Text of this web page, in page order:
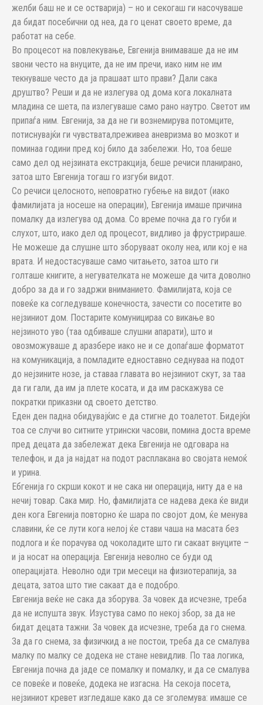
желби баш не и се остварија) – но и секогаш ги насочуваше
да бидат посебични од неа, да го ценат своето време, да
работат на себе.
Во процесот на повлекување, Евгенија внимаваше да не им
ѕвони често на внуците, да не им пречи, иако ним не им
текнуваше често да ја прашаат што прави? Дали сака
друштво? Реши и да не излегува од дома кога локалната
младина се шета, па излегуваше само рано наутро. Светот им
припаѓа ним. Евгенија, за да не ги вознемирува потомците,
потиснувајќи ги чувствата,преживеа аневризма во мозкот и
поминаа години пред кој било да забележи. Но, тоа беше
само дел од нејзината екстракција, беше речиси планирано,
затоа што Евгенија тогаш го изгуби видот.
Со речиси целосното, неповратно губење на видот (иако
фамилијата ја носеше на операции), Евгенија имаше причина
помалку да излегува од дома. Со време почна да го губи и
слухот, што, иако дел од процесот, видливо ја фрустрираше.
Не можеше да слушне што зборуваат околу неа, или кој е на
врата. И недостасуваше само читањето, затоа што ги
голташе книгите, а негувателката не можеше да чита доволно
добро за да и го задржи вниманието. Фамилијата, која се
повеќе ка согледуваше конечноста, зачести со посетите во
нејзиниот дом. Постарите комуницираа со викање во
нејзиното уво (таа одбиваше слушни апарати), што и
овозможуваше д аразбере иако не и се допаѓаше форматот
на комуникација, а помладите едноставно седнуваа на подот
до нејзините нозе, ја ставаа главата во нејзиниот скут, за таа
да ги гали, да им ја плете косата, и да им раскажува се
пократки приказни од своето детство.
Еден ден падна обидувајќис е да стигне до тоалетот. Бидејќи
тоа се случи во ситните утрински часови, помина доста време
пред децата да забележат дека Евгенија не одговара на
телефон, и да ја најдат на подот расплакана во својата немоќ
и урина.
Ебгенија го скрши кокот и не сака ни операција, ниту да е на
нечиј товар. Сака мир. Но, фамилијата се надева дека ќе види
ден кога Евгенија повторно ќе шара по својот дом, ќе менува
славини, ќе се лути кога нелој ќе стави чаша на масата без
подлога и ќе порачува од чоколадите што ги сакаат внуците –
и ја носат на операција. Евгенија неволно се буди од
операцијата. Неволно оди три месеци на физиотерапија, за
децата, затоа што тие сакаат да е подобро.
Евгенија веќе не сака да зборува. За човек да исчезне, треба
да не испушта звук. Изустува само по некој збор, за да не
бидат децата тажни. За човек да исчезне, треба да го снема.
За да го снема, за физичкид а не постои, треба да се смалува
малку по малку се додека не стане невидлив. По таа логика,
Евгенија почна да јаде се помалку и помалку, и да се смалува
се повеќе и повеќе, додека не изгасна. На секоја посета,
нејзиниот кревет изгледаше како да се зголемува: имаше се